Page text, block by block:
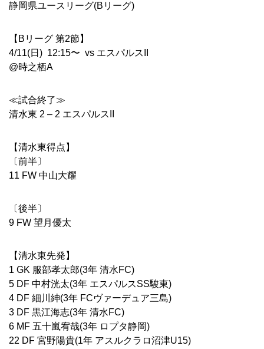
静岡県ユースリーグ(Bリーグ)
【Bリーグ 第2節】
4/11(日) 12:15〜 vs エスパルスII
@時之栖A
≪試合終了≫
清水東 2 – 2 エスパルスII
【清水東得点】
〔前半〕
11 FW 中山大耀
〔後半〕
9 FW 望月優太
【清水東先発】
1 GK 服部孝太郎(3年 清水FC)
5 DF 中村洸太(3年 エスパルスSS駿東)
4 DF 細川紳(3年 FCヴァーデュア三島)
3 DF 黒江海志(3年 清水FC)
6 MF 五十嵐宥哉(3年 ロプタ静岡)
22 DF 宮野陽貴(1年 アスルクラロ沼津U15)